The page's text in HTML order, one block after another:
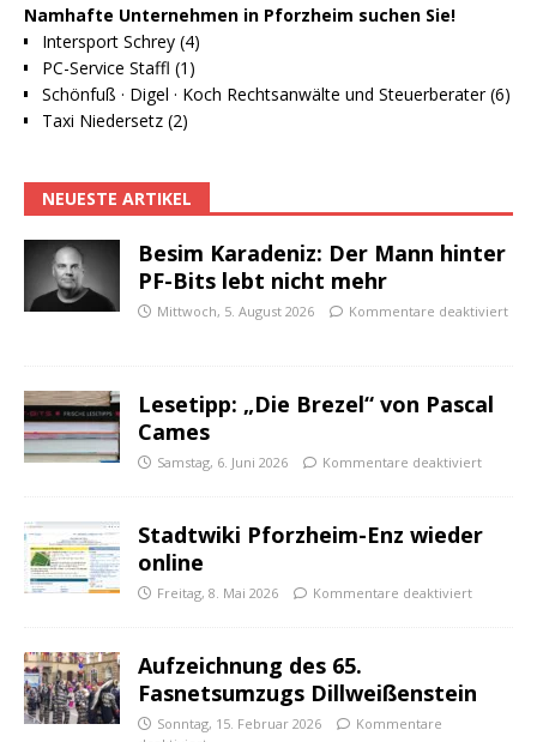
Namhafte Unternehmen in Pforzheim suchen Sie!
Intersport Schrey (4)
PC-Service Staffl (1)
Schönfuß · Digel · Koch Rechtsanwälte und Steuerberater (6)
Taxi Niedersetz (2)
NEUESTE ARTIKEL
Besim Karadeniz: Der Mann hinter
PF-Bits lebt nicht mehr
Mittwoch, 5. August 2026 Kommentare deaktiviert
Lesetipp: „Die Brezel“ von Pascal
Cames
Samstag, 6. Juni 2026 Kommentare deaktiviert
Stadtwiki Pforzheim-Enz wieder
online
Freitag, 8. Mai 2026 Kommentare deaktiviert
Aufzeichnung des 65.
Fasnetsumzugs Dillweißenstein
Sonntag, 15. Februar 2026
Kommentare